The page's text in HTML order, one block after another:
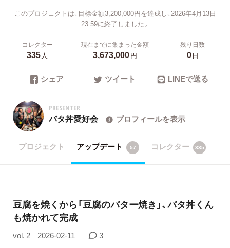
このプロジェクトは、目標金額3,200,000円を達成し、2026年4月13日
23:59に終了しました。
コレクター
335人
現在までに集まった金額
3,673,000円
残り日数
0日
シェア ツイート LINEで送る
PRESENTER
バタ丼愛好会 プロフィールを表示
プロジェクト アップデート 57 コレクター 335
豆腐を焼くから「豆腐のバター焼き」、バタ丼くん
も焼かれて完成
vol. 2 2026-02-11 3